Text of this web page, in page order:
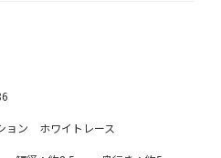
ョン ホワイトレース